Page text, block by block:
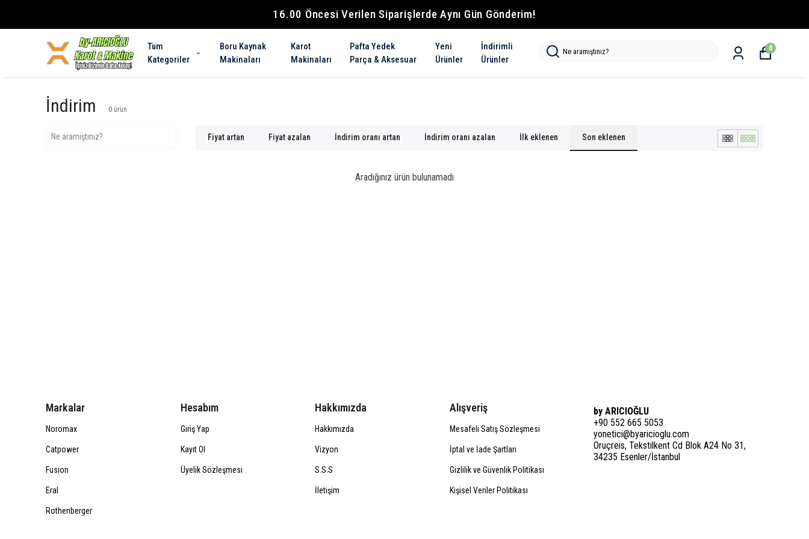
16.00 Öncesi Verilen Siparişlerde Aynı Gün Gönderim!
Tüm
Kategoriler
Boru Kaynak
Makinaları
Karot
Makinaları
Pafta Yedek
Parça & Aksesuar
Yeni
Ürünler
İndirimli
Ürünler
0
İndirim 0 ürün
Fiyat artan Fiyat azalan İndirim oranı artan İndirim oranı azalan İlk eklenen Son eklenen
Aradığınız ürün bulunamadı
Markalar
Noromax
Catpower
Fusion
Eral
Rothenberger
Hesabım
Giriş Yap
Kayıt Ol
Üyelik Sözleşmesi
Hakkımızda
Hakkımızda
Vizyon
S.S.S
İletişim
Alışveriş
Mesafeli Satış Sözleşmesi
İptal ve İade Şartları
Gizlilik ve Güvenlik Politikası
Kişisel Veriler Politikası
by ARICIOĞLU
+90 552 665 5053
yonetici@byaricioglu.com
Oruçreis, Tekstilkent Cd Blok A24 No 31,
34235 Esenler/İstanbul